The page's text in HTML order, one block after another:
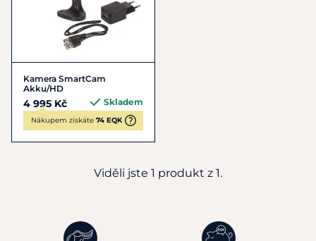
Kamera SmartCam
Akku/HD
4 995 Kč Skladem
Nákupem získáte 74 EQK
Viděli jste 1 produkt z 1.